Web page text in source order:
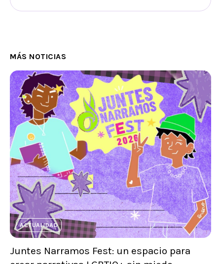
MÁS NOTICIAS
ACTUALIDAD
Juntes Narramos Fest: un espacio para